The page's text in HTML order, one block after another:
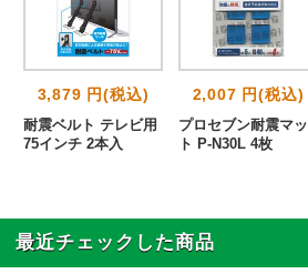
3,879 円(税込)
耐震ベルト テレビ用
75インチ 2本入
2,007 円(税込)
プロセブン耐震マッ
ト P-N30L 4枚
最近チェックした商品